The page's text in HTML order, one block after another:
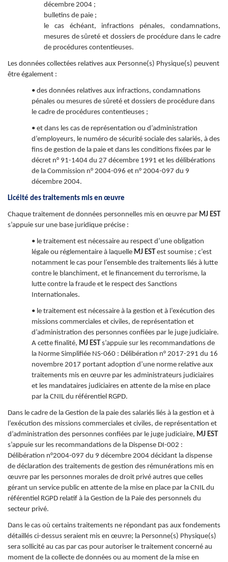
décembre 2004 ;
bulletins de paie ;
le cas échéant, infractions pénales, condamnations,
mesures de sûreté et dossiers de procédure dans le cadre
de procédures contentieuses.
Les données collectées relatives aux Personne(s) Physique(s) peuvent
être également :
• des données relatives aux infractions, condamnations
pénales ou mesures de sûreté et dossiers de procédure dans
le cadre de procédures contentieuses ;
• et dans les cas de représentation ou d’administration
d’employeurs, le numéro de sécurité sociale des salariés, à des
fins de gestion de la paie et dans les conditions fixées par le
décret n° 91-1404 du 27 décembre 1991 et les délibérations
de la Commission n° 2004-096 et n° 2004-097 du 9
décembre 2004.
Licéité des traitements mis en œuvre
Chaque traitement de données personnelles mis en œuvre par MJ EST
s’appuie sur une base juridique précise :
• le traitement est nécessaire au respect d’une obligation
légale ou réglementaire à laquelle MJ ESTest soumise ; c’est
notamment le cas pour l’ensemble des traitements liés à lutte
contre le blanchiment, et le financement du terrorisme, la
lutte contre la fraude et le respect des Sanctions
Internationales.
• le traitement est nécessaire à la gestion et à l’exécution des
missions commerciales et civiles, de représentation et
d’administration des personnes confiées par le juge judiciaire.
A cette finalité, MJ ESTs’appuie sur les recommandations de
la Norme Simplifiée NS-060 : Délibération n° 2017-291 du 16
novembre 2017 portant adoption d’une norme relative aux
traitements mis en œuvre par les administrateurs judiciaires
et les mandataires judiciaires en attente de la mise en place
par la CNIL du référentiel RGPD.
Dans le cadre de la Gestion de la paie des salariés liés à la gestion et à
l’exécution des missions commerciales et civiles, de représentation et
d’administration des personnes confiées par le juge judiciaire, MJ EST
s’appuie sur les recommandations de la Dispense DI-002 :
Délibération n°2004-097 du 9 décembre 2004 décidant la dispense
de déclaration des traitements de gestion des rémunérations mis en
œuvre par les personnes morales de droit privé autres que celles
gérant un service public en attente de la mise en place par la CNIL du
référentiel RGPD relatif à la Gestion de la Paie des personnels du
secteur privé.
Dans le cas où certains traitements ne répondant pas aux fondements
détaillés ci-dessus seraient mis en œuvre; la Personne(s) Physique(s)
sera sollicité au cas par cas pour autoriser le traitement concerné au
moment de la collecte de données ou au moment de la mise en